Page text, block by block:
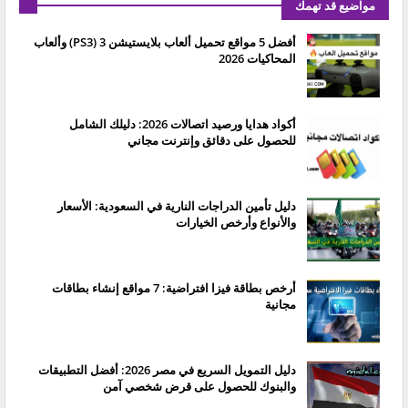
مواضيع قد تهمك
أفضل 5 مواقع تحميل ألعاب بلايستيشن 3 (PS3) وألعاب
المحاكيات 2026
أكواد هدايا ورصيد اتصالات 2026: دليلك الشامل
للحصول على دقائق وإنترنت مجاني
دليل تأمين الدراجات النارية في السعودية: الأسعار
والأنواع وأرخص الخيارات
أرخص بطاقة فيزا افتراضية: 7 مواقع إنشاء بطاقات
مجانية
دليل التمويل السريع في مصر 2026: أفضل التطبيقات
والبنوك للحصول على قرض شخصي آمن